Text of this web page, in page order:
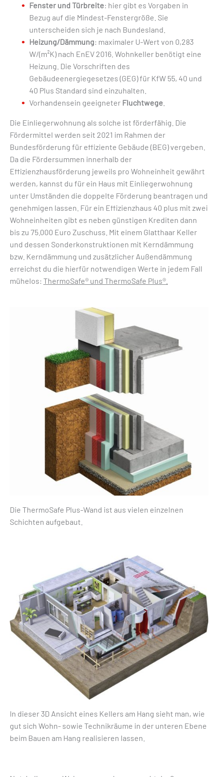
Fenster und Türbreite: hier gibt es Vorgaben in
Bezug auf die Mindest-Fenstergröße. Sie
unterscheiden sich je nach Bundesland.
Heizung/Dämmung: maximaler U-Wert von 0,283
W/(m²K) nach EnEV 2016. Wohnkeller benötigt eine
Heizung. Die Vorschriften des
Gebäudeenergiegesetzes (GEG) für KfW 55, 40 und
40 Plus Standard sind einzuhalten.
Vorhandensein geeigneter Fluchtwege
Die Einliegerwohnung als solche ist förderfähig. Die
Fördermittel werden seit 2021 im Rahmen der
Bundesförderung für effiziente Gebäude (BEG) vergeben.
Da die Fördersummen innerhalb der
Effizienzhausförderung jeweils pro Wohneinheit gewährt
werden, kannst du für ein Haus mit Einliegerwohnung
unter Umständen die doppelte Förderung beantragen und
genehmigen lassen. Für ein Effizienzhaus 40 plus mit zwei
Wohneinheiten gibt es neben günstigen Krediten dann
bis zu 75.000 Euro Zuschuss. Mit einem Glatthaar Keller
und dessen Sonderkonstruktionen mit Kerndämmung
bzw. Kerndämmung und zusätzlicher Außendämmung
erreichst du die hierfür notwendigen Werte in jedem Fall
mühelos: ThermoSafe® und ThermoSafe Plus®.
Die ThermoSafe Plus-Wand ist aus vielen einzelnen
Schichten aufgebaut.
In dieser 3D Ansicht eines Kellers am Hang sieht man, wie
gut sich Wohn- sowie Technikräume in der unteren Ebene
beim Bauen am Hang realisieren lassen.